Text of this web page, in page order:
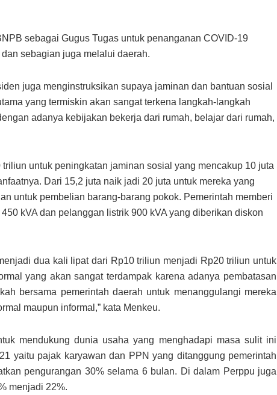
sebagai Gugus Tugas untuk penanganan COVID-19
sebagian juga melalui daerah.
juga menginstruksikan supaya jaminan dan bantuan sosial
yang termiskin akan sangat terkena langkah-langkah
adanya kebijakan bekerja dari rumah, belajar dari rumah,
untuk peningkatan jaminan sosial yang mencakup 10 juta
Dari 15,2 juta naik jadi 20 juta untuk mereka yang
untuk pembelian barang-barang pokok. Pemerintah memberi
kVA dan pelanggan listrik 900 kVA yang diberikan diskon
dua kali lipat dari Rp10 triliun menjadi Rp20 triliun untuk
yang akan sangat terdampak karena adanya pembatasan
bersama pemerintah daerah untuk menanggulangi mereka
maupun informal,” kata Menkeu.
mendukung dunia usaha yang menghadapi masa sulit ini
yaitu pajak karyawan dan PPN yang ditanggung pemerintah
pengurangan 30% selama 6 bulan. Di dalam Perppu juga
menjadi 22%.